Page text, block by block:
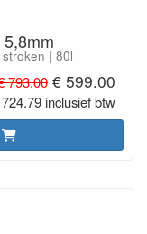
| 80l
793.00 € 599.00
inclusief btw